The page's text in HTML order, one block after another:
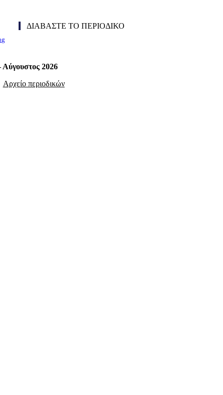
ΔΙΑΒΑΣΤΕ ΤΟ ΠΕΡΙΟΔΙΚΟ
Αύγουστος 2026
Αρχείο περιοδικών